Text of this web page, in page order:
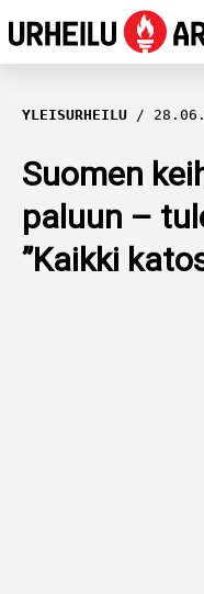
OLYMPIALAISET
MAASTOHIIHTO
AMPUMAHIIHTO
YLEISURHEILU
YLEISURHEILU
Suomen
paluun –
”Kaikki